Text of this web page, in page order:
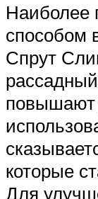
Наиболее
способом
Спрут
повышают
которые
Для